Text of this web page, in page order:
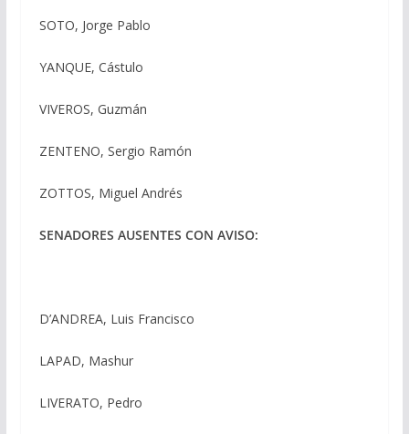
SOTO, Jorge Pablo
YANQUE, Cástulo
VIVEROS, Guzmán
ZENTENO, Sergio Ramón
ZOTTOS, Miguel Andrés
SENADORES AUSENTES CON AVISO:
D’ANDREA, Luis Francisco
LAPAD, Mashur
LIVERATO, Pedro